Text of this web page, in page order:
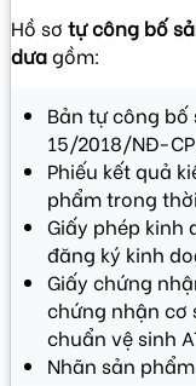
Hồ sơ tự công bố
dưagồm:
Bản tự công bố
15/2018/NĐ-
Phiếu kết quả
phẩm trong
Giấy phép kinh
đăng ký kinh
Giấy chứng
chứng nhận cơ
chuẩn vệ sinh
Nhãn sản phẩm